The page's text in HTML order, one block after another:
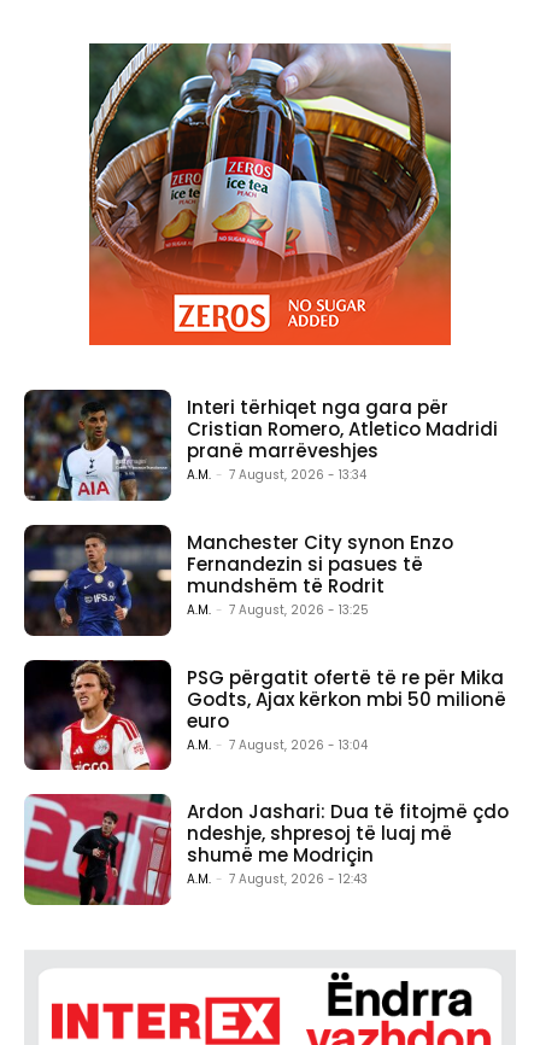
Interi tërhiqet nga gara për
Cristian Romero, Atletico Madridi
pranë marrëveshjes
A.M. - 7 August, 2026 - 13:34
Manchester City synon Enzo
Fernandezin si pasues të
mundshëm të Rodrit
A.M. - 7 August, 2026 - 13:25
PSG përgatit ofertë të re për Mika
Godts, Ajax kërkon mbi 50 milionë
euro
A.M. - 7 August, 2026 - 13:04
Ardon Jashari: Dua të fitojmë çdo
ndeshje, shpresoj të luaj më
shumë me Modriçin
A.M. - 7 August, 2026 - 12:43